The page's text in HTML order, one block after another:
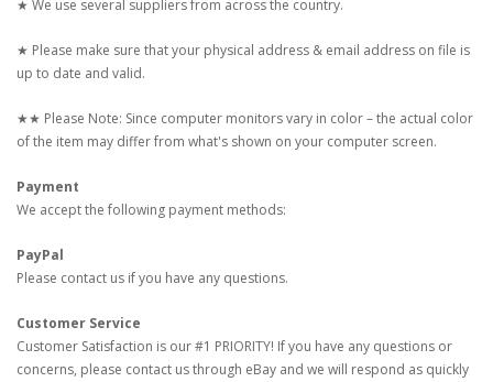
★ We use several suppliers from across the country.
★ Please make sure that your physical address & email address on file is
up to date and valid.
★★ Please Note: Since computer monitors vary in color – the actual color
of the item may differ from what's shown on your computer screen.
Payment
We accept the following payment methods:
PayPal
Please contact us if you have any questions.
Customer Service
Customer Satisfaction is our #1 PRIORITY! If you have any questions or
concerns, please contact us through eBay and we will respond as quickly